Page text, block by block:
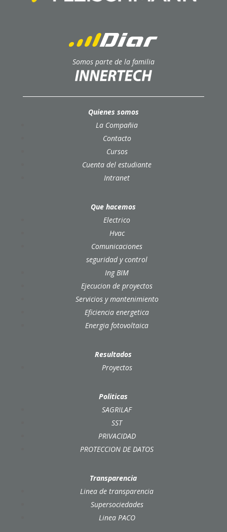
Somos parte de la familia
Quienes somos
La Compañia
Contacto
Cursos
Cuenta del estudiante
Intranet
Que hacemos
Electrico
Hvac
Comunicaciones
seguridad y control
Ing BIM
Ejecucion de proyectos
Servicios y mantenimiento
Eficiencia energetica
Energia fotovoltaica
Resultados
Proyectos
Politicas
SAGRILAF
SST
PRIVACIDAD
PROTECCION DE DATOS
Transparencia
Linea de transparencia
Supersociedades
Linea PACO